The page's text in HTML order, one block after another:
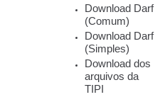
Download Darf
(Comum)
Download Darf
(Simples)
Download dos
arquivos da
TIPI